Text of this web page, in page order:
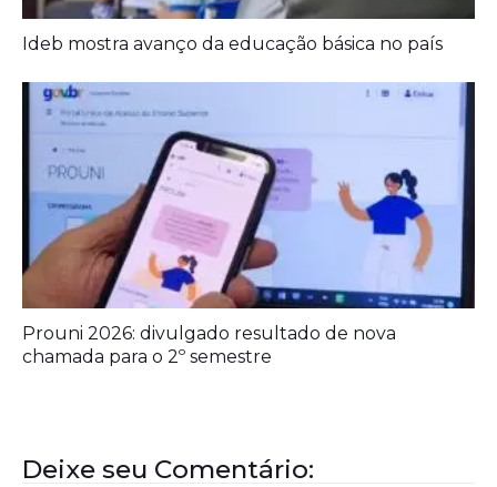
Ideb mostra avanço da educação básica no país
Prouni 2026: divulgado resultado de nova
chamada para o 2º semestre
Deixe seu Comentário: